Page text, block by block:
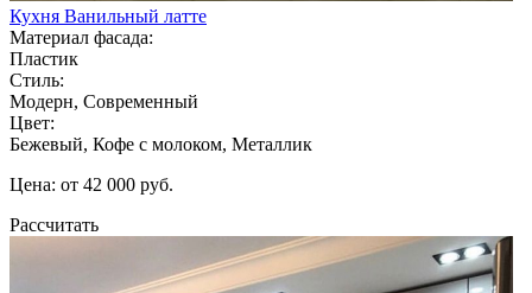
Кухня Ванильный латте
Материал фасада:
Пластик
Стиль:
Модерн, Современный
Цвет:
Бежевый, Кофе с молоком, Металлик
Цена: от 42 000 руб.
Рассчитать